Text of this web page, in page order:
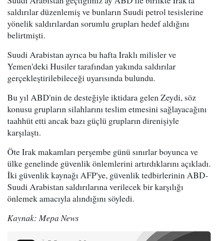
saldırılar düzenlemiş ve bunların Suudi petrol tesislerine
yönelik saldırılardan sorumlu grupları hedef aldığını
belirtmişti.
Suudi Arabistan ayrıca bu hafta Iraklı milisler ve
Yemen'deki Husiler tarafından yakında saldırılar
gerçekleştirilebileceği uyarısında bulundu.
Bu yıl ABD'nin de desteğiyle iktidara gelen Zeydi, söz
konusu grupların silahlarını teslim etmesini sağlayacağını
taahhüt etti ancak bazı güçlü grupların direnişiyle
karşılaştı.
Öte Irak makamları perşembe günü sınırlar boyunca ve
ülke genelinde güvenlik önlemlerini artırdıklarını açıkladı.
İki güvenlik kaynağı AFP'ye, güvenlik tedbirlerinin ABD-
Suudi Arabistan saldırılarına verilecek bir karşılığı
önlemek amacıyla alındığını söyledi.
Kaynak: Mepa News